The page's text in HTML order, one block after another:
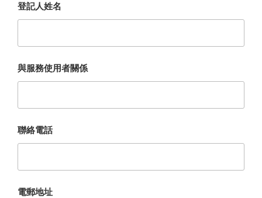
登記人姓名
與服務使用者關係
聯絡電話
電郵地址